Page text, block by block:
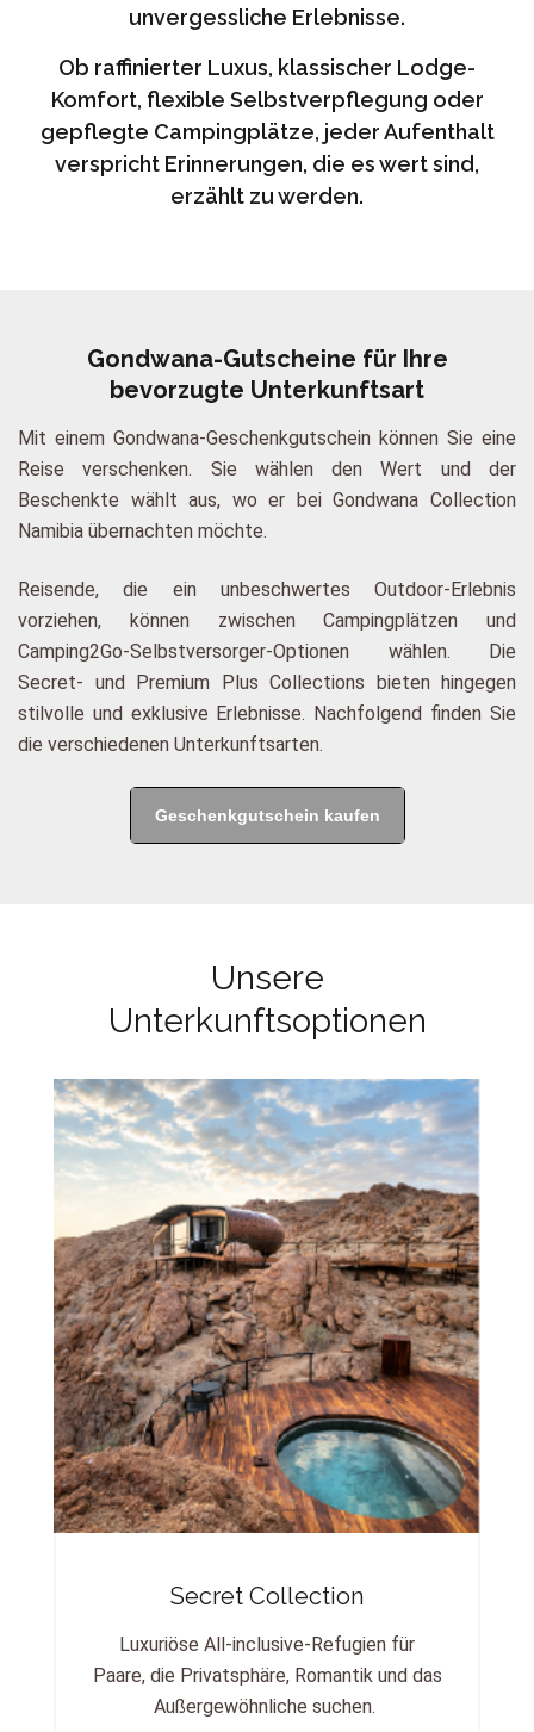
unvergessliche Erlebnisse.
Ob raffinierter Luxus, klassischer Lodge-
Komfort, flexible Selbstverpflegung oder
gepflegte Campingplätze, jeder Aufenthalt
verspricht Erinnerungen, die es wert sind,
erzählt zu werden.
Gondwana-Gutscheine für Ihre
bevorzugte Unterkunftsart
Mit einem Gondwana-Geschenkgutschein können Sie eine
Reise verschenken. Sie wählen den Wert und der
Beschenkte wählt aus, wo er bei Gondwana Collection
Namibia übernachten möchte.
Reisende, die ein unbeschwertes Outdoor-Erlebnis
vorziehen, können zwischen Campingplätzen und
Camping2Go-Selbstversorger-Optionen wählen. Die
Secret- und Premium Plus Collections bieten hingegen
stilvolle und exklusive Erlebnisse. Nachfolgend finden Sie
die verschiedenen Unterkunftsarten.
Geschenkgutschein kaufen
Unsere
Unterkunftsoptionen
Secret Collection
Luxuriöse All-inclusive-Refugien für
Paare, die Privatsphäre, Romantik und das
Außergewöhnliche suchen.